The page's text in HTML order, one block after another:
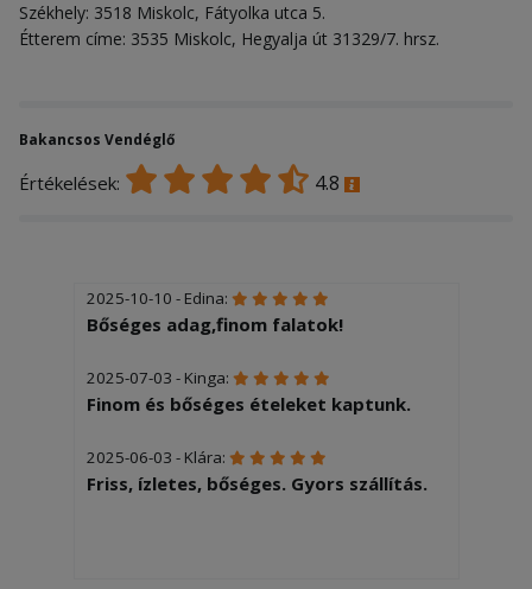
Székhely: 3518 Miskolc, Fátyolka utca 5.
Étterem címe: 3535 Miskolc, Hegyalja út 31329/7. hrsz.
Bakancsos Vendéglő
Értékelések: 4.8
2025-10-10 - Edina:
Bőséges adag,finom falatok!
2025-07-03 - Kinga:
Finom és bőséges ételeket kaptunk.
2025-06-03 - Klára:
Friss, ízletes, bőséges. Gyors szállítás.